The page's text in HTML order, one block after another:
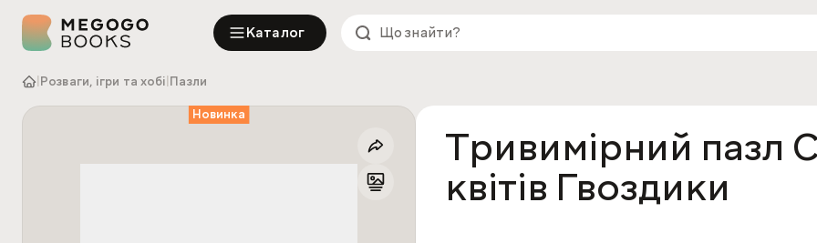
Каталог
Розваги, ігри та хобі Пазли
Новинка
Тривимірний пазл
квітів Гвоздики